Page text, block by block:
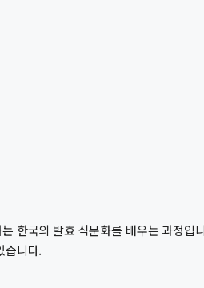
한국의 발효 식문화를 배우는 과정
습니다.